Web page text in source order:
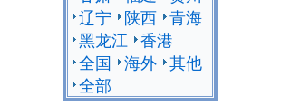
辽宁
陕西 青海
黑龙江 香港
全国 海外 其他
全部